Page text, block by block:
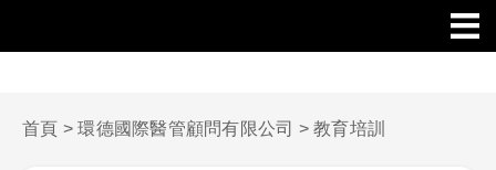
首頁 >環德國際醫管顧問有限公司 > 教育培訓